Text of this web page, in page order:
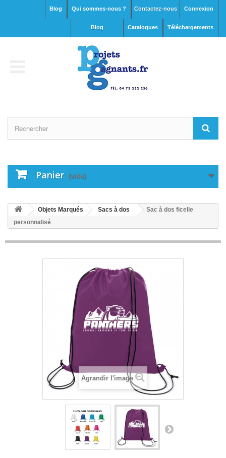
Connexion
Contactez-nous
Qui sommes-nous ?
Blog
Téléchargements
Catalogues
blog
Panier (vide)
Objets Marqués Sacs à dos
Sac à dos ficelle
personnalisé
Agrandir l'image